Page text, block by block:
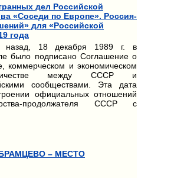
дел Российской
«Соседи по Европе». Россия-
для «Российской
года
назад, 18 декабря 1989 г. в
было подписано Соглашение о
коммерческом и экономическом
между СССР и
сообществами. Эта дата
официальных отношений
продолжателя СССР с
– МЕСТО